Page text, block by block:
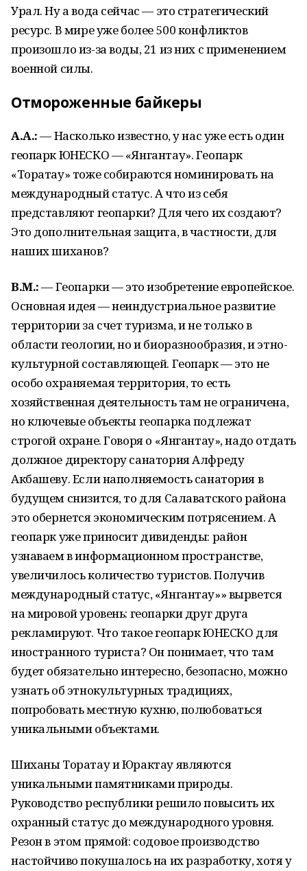
Урал. Ну а вода сейчас — это стратегический
ресурс. В мире уже более 500 конфликтов
произошло из-за воды, 21 из них с применением
военной силы.
Отмороженные байкеры
А.А.:— Насколько известно, у нас уже есть один
геопарк ЮНЕСКО — «Янгантау». Геопарк
«Торатау» тоже собираются номинировать на
международный статус. А что из себя
представляют геопарки? Для чего их создают?
Это дополнительная защита, в частности, для
наших шиханов?
В.М.:— Геопарки — это изобретение европейское.
Основная идея — неиндустриальное развитие
территории за счет туризма, и не только в
области геологии, но и биоразнообразия, и этно-
культурной составляющей. Геопарк — это не
особо охраняемая территория, то есть
хозяйственная деятельность там не ограничена,
но ключевые объекты геопарка подлежат
строгой охране. Говоря о «Янгантау», надо отдать
должное директору санатория Алфреду
Акбашеву. Если наполняемость санатория в
будущем снизится, то для Салаватского района
это обернется экономическим потрясением. А
геопарк уже приносит дивиденды: район
узнаваем в информационном пространстве,
увеличилось количество туристов. Получив
международный статус, «Янгантау»» вырвется
на мировой уровень: геопарки друг друга
рекламируют. Что такое геопарк ЮНЕСКО для
иностранного туриста? Он понимает, что там
будет обязательно интересно, безопасно, можно
узнать об этнокультурных традициях,
попробовать местную кухню, полюбоваться
уникальными объектами.
Шиханы Торатау и Юрактау являются
уникальными памятниками природы.
Руководство республики решило повысить их
охранный статус до международного уровня.
Резон в этом прямой: содовое производство
настойчиво покушалось на их разработку, хотя у